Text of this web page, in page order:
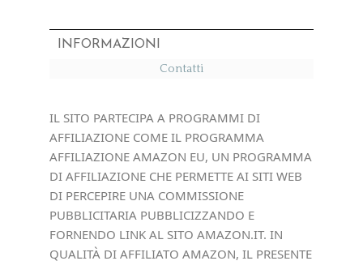
INFORMAZIONI
Contatti
IL SITO PARTECIPA A PROGRAMMI DI
AFFILIAZIONE COME IL PROGRAMMA
AFFILIAZIONE AMAZON EU, UN PROGRAMMA
DI AFFILIAZIONE CHE PERMETTE AI SITI WEB
DI PERCEPIRE UNA COMMISSIONE
PUBBLICITARIA PUBBLICIZZANDO E
FORNENDO LINK AL SITO AMAZON.IT. IN
QUALITÀ DI AFFILIATO AMAZON, IL PRESENTE